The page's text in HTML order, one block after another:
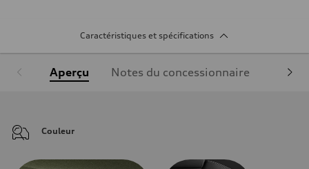
Caractéristiques et spécifications
Aperçu Notes du concessionnaire
Couleur